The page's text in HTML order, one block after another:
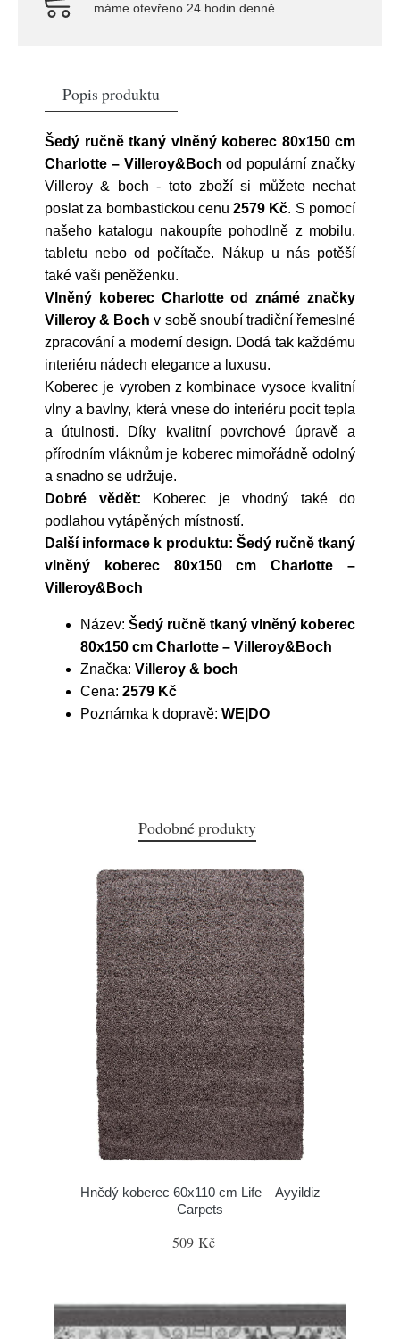
máme otevřeno 24 hodin denně
Popis produktu
Šedý ručně tkaný vlněný koberec 80x150 cm
Charlotte – Villeroy&Boch od populární značky
Villeroy & boch - toto zboží si můžete nechat
poslat za bombastickou cenu2579 Kč. S pomocí
našeho katalogu nakoupíte pohodlně z mobilu,
tabletu nebo od počítače. Nákup u nás potěší
také vaši peněženku.
Vlněný koberec Charlotte od známé značky
Villeroy & Boch v sobě snoubí tradiční řemeslné
zpracování a moderní design. Dodá tak každému
interiéru nádech elegance a luxusu.
Koberec je vyroben z kombinace vysoce kvalitní
vlny a bavlny, která vnese do interiéru pocit tepla
a útulnosti. Díky kvalitní povrchové úpravě a
přírodním vláknům je koberec mimořádně odolný
a snadno se udržuje.
Dobré vědět: Koberec je vhodný také do
podlahou vytápěných místností.
Další informace k produktu: Šedý ručně tkaný
vlněný koberec 80x150 cm Charlotte –
Villeroy&Boch
Název: Šedý ručně tkaný vlněný koberec
80x150 cm Charlotte – Villeroy&Boch
Značka: Villeroy & boch
Cena: 2579 Kč
Poznámka k dopravě: WE|DO
Podobné produkty
Hnědý koberec 60x110 cm Life – Ayyildiz
Carpets
509 Kč